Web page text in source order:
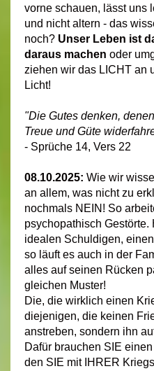
vorne schauen, lässt uns
und nicht altern - das
noch? Unser Leben ist
daraus machen oder
ziehen wir das LICHT an
Licht!
"Die Gutes denken,
Treue und Güte
- Sprüche 14, Vers 22
08.10.2025: Wie wir
an allem, was nicht zu
nochmals NEIN! So
psychopathisch Gestörte.
idealen Schuldigen,
so läuft es auch in der
alles auf seinen Rücken
gleichen Muster!
Die, die wirklich einen
diejenigen, die keinen
anstreben, sondern ihn
Dafür brauchen SIE
den SIE mit IHRER